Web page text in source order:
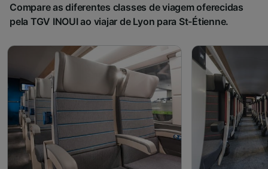
Compare as diferentes classes de viagem oferecidas
pela TGV INOUI ao viajar de Lyon para St-Étienne.